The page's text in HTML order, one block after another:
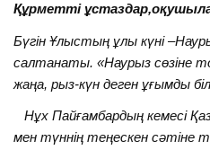
Құрметті
Бүгін Ұлыстың ұлы күні
салтанаты. «Наурыз сөзіне
жаңа, рыз-күн деген ұғымды
Нұх Пайғамбардың кемесі
мен түннің теңескен сәтіне